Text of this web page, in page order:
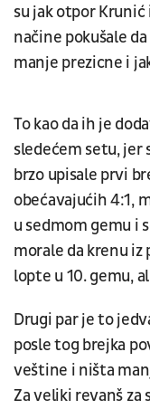
su jak otpor
načine pokušale
manje prezicne i
To kao da ih je
sledećem setu, jer
brzo upisale prvi
obećavajućih 4:1,
u sedmom gemu i
morale da krenu
lopte u 10. gemu,
Drugi par je to
posle tog brejka
veštine i ništa
Za veliki revanš